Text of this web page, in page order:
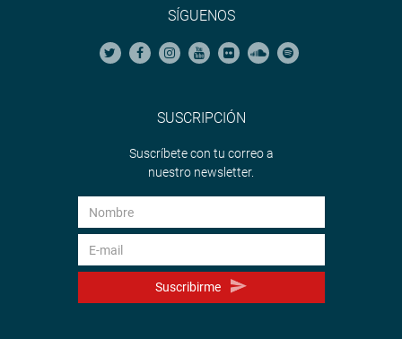
SÍGUENOS
SUSCRIPCIÓN
Suscríbete con tu correo a
nuestro newsletter.
Suscribirme